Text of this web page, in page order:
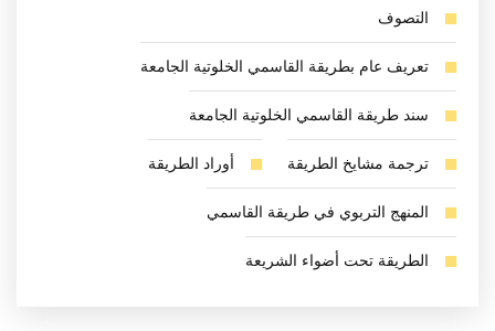
التصوف
تعريف عام بطريقة القاسمي الخلوتية الجامعة
سند طريقة القاسمي الخلوتية الجامعة
ترجمة مشايخ الطريقة أوراد الطريقة
المنهج التربوي في طريقة القاسمي
الطريقة تحت أضواء الشريعة